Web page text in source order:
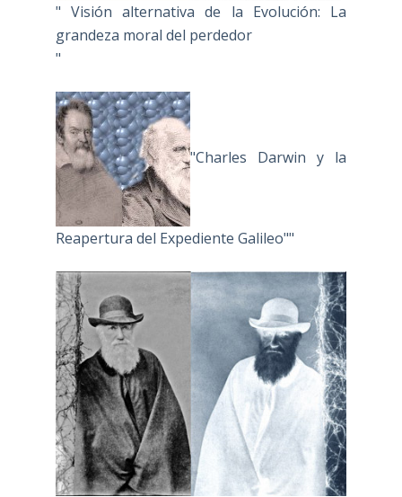
" Visión alternativa de la Evolución: La
grandeza moral del perdedor
"
"Charles Darwin y la
Reapertura del Expediente Galileo""